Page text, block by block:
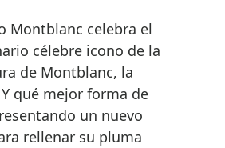
célebre icono de la
de Montblanc, la
qué mejor forma de
un nuevo
rellenar su pluma